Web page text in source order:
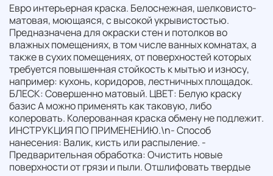
Евро интерьерная краска. Белоснежная, шелковисто-
матовая, моющаяся, с высокой укрывистостью.
Предназначена для окраски стен и потолков во
влажных помещениях, в том числе ванных комнатах, а
также в сухих помещениях, от поверхностей которых
требуется повышенная стойкость к мытью и износу,
например: кухонь, коридоров, лестничных площадок.
БЛЕСК: Совершенно матовый. ЦВЕТ: Белую краску
базис А можно применять как таковую, либо
колеровать. Колерованная краска обмену не подлежит.
ИНСТРУКЦИЯ ПО ПРИМЕНЕНИЮ.\n- Способ
нанесения: Валик, кисть или распыление. -
Предварительная обработка: Очистить новые
поверхности от грязи и пыли. Отшлифовать твердые